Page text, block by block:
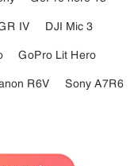
IV
DJI Mic 3
GoPro Lit Hero
R6V
Sony A7R6